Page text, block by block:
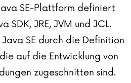
SE-Plattform definiert
SDK, JRE, JVM und JCL.
SE durch die Definition
auf die Entwicklung von
zugeschnitten sind.